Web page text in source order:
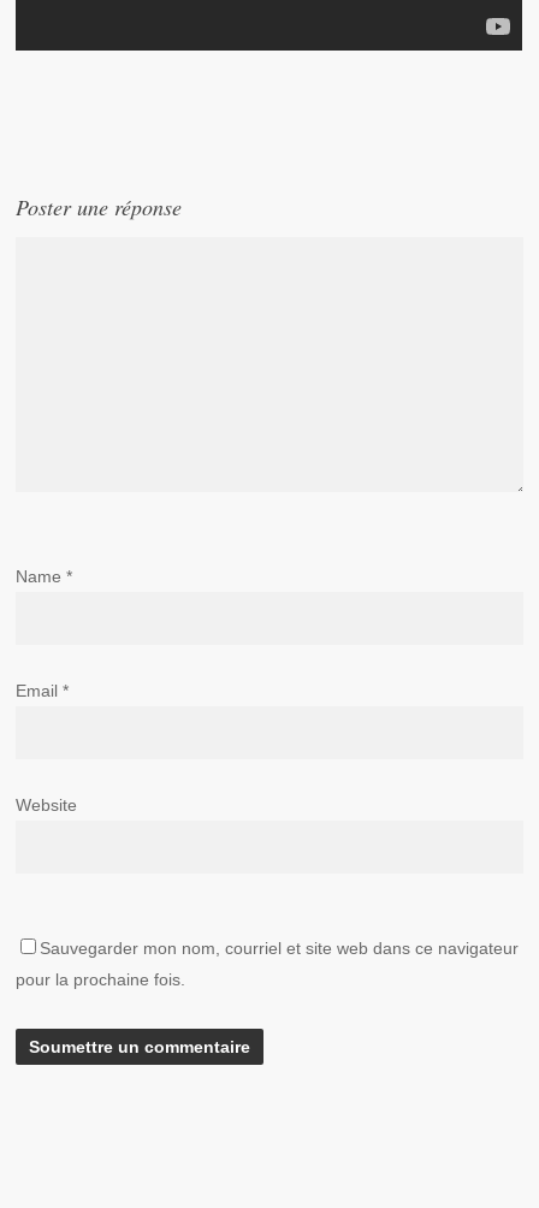
Poster une réponse
Name*
Email*
Website
Sauvegarder mon nom, courriel et site web dans ce navigateur
pour la prochaine fois.